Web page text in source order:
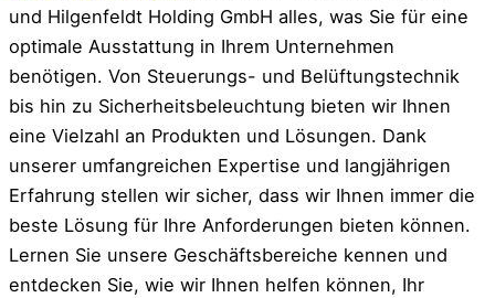
und Hilgenfeldt Holding GmbH alles, was Sie für eine
optimale Ausstattung in Ihrem Unternehmen
benötigen. Von Steuerungs- und Belüftungstechnik
bis hin zu Sicherheitsbeleuchtung bieten wir Ihnen
eine Vielzahl an Produkten und Lösungen. Dank
unserer umfangreichen Expertise und langjährigen
Erfahrung stellen wir sicher, dass wir Ihnen immer die
beste Lösung für Ihre Anforderungen bieten können.
Lernen Sie unsere Geschäftsbereiche kennen und
entdecken Sie, wie wir Ihnen helfen können, Ihr